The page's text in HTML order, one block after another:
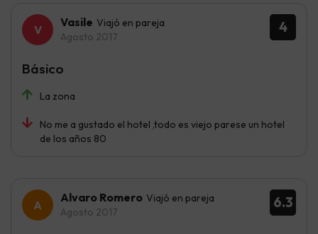
4
Vasile Viajó en pareja
Agosto 2017
La zona
No me a gustado el hotel ,todo es viejo parese un hotel
de los años 80
Básico
6.3
Alvaro Romero Viajó en pareja
Agosto 2017